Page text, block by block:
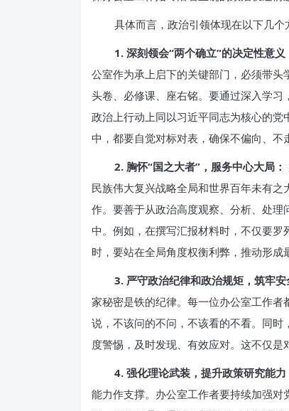
具体而言，政治引领体现在以下几个
1. 深刻领会“两个确立”的决定性意义
公室作为承上启下的关键部门，必须带
头卷、必修课、座右铭。要通过深入学
政治上行动上同以习近平同志为核心的
中，都要自觉对标对表，确保不偏向、不
2. 胸怀“国之大者”，服务中心大局：
民族伟大复兴战略全局和世界百年未有
作。要善于从政治高度观察、分析、处
中。例如，在撰写汇报材料时，不仅要
时，要站在全局角度权衡利弊，推动形成
3. 严守政治纪律和政治规矩，筑牢安
家秘密是铁的纪律。每一位办公室工作
说，不该问的不问，不该看的不看。同
度警惕，及时发现、有效应对。这不仅是
4. 强化理论武装，提升政策研究能力
能力作支撑。办公室工作者要持续加强